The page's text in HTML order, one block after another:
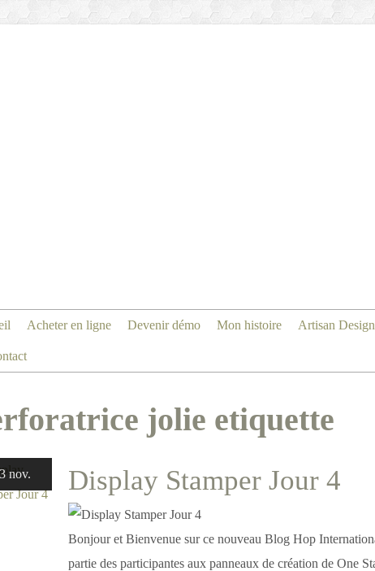
Acheter en ligne Devenir démo Mon histoire Artisan
jolie etiquette
nov. Display Stamper Jour 4
Bonjour et Bienvenue sur ce nouveau Blog Hop
partie des participantes aux panneaux de création de One